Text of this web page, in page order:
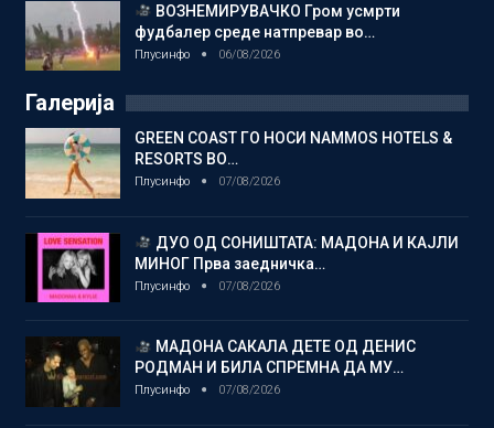
ВОЗНЕМИРУВАЧКО Гром усмрти
фудбалер среде натпревар во…
Плусинфо 06/08/2026
Галерија
GREEN COAST ГО НОСИ NAMMOS HOTELS &
RESORTS ВО…
Плусинфо 07/08/2026
ДУО ОД СОНИШТАТА: МАДОНА И КАЈЛИ
МИНОГ Прва заедничка…
Плусинфо 07/08/2026
МАДОНА САКАЛА ДЕТЕ ОД ДЕНИС
РОДМАН И БИЛА СПРЕМНА ДА МУ…
Плусинфо 07/08/2026